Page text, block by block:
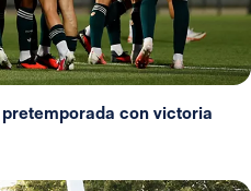
con victoria